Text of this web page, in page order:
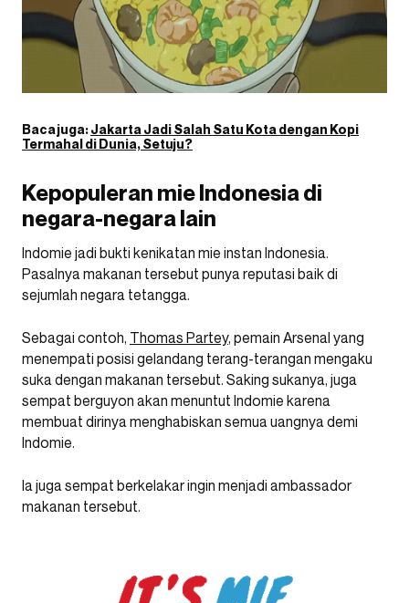
Baca juga:Jakarta Jadi Salah Satu Kota dengan Kopi
Termahal di Dunia, Setuju?
Kepopuleran mie Indonesia di
negara-negara lain
Indomie jadi bukti kenikatan mie instan Indonesia.
Pasalnya makanan tersebut punya reputasi baik di
sejumlah negara tetangga.
Sebagai contoh, Thomas Partey, pemain Arsenal yang
menempati posisi gelandang terang-terangan mengaku
suka dengan makanan tersebut. Saking sukanya, juga
sempat berguyon akan menuntut Indomie karena
membuat dirinya menghabiskan semua uangnya demi
Indomie.
Ia juga sempat berkelakar ingin menjadi ambassador
makanan tersebut.